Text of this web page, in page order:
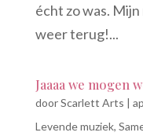
écht zo was.
weer terug!...
Jaaaa we mogen
doorScarlett Arts |
Levende muziek,